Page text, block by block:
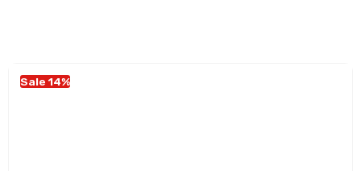
Sale 14%